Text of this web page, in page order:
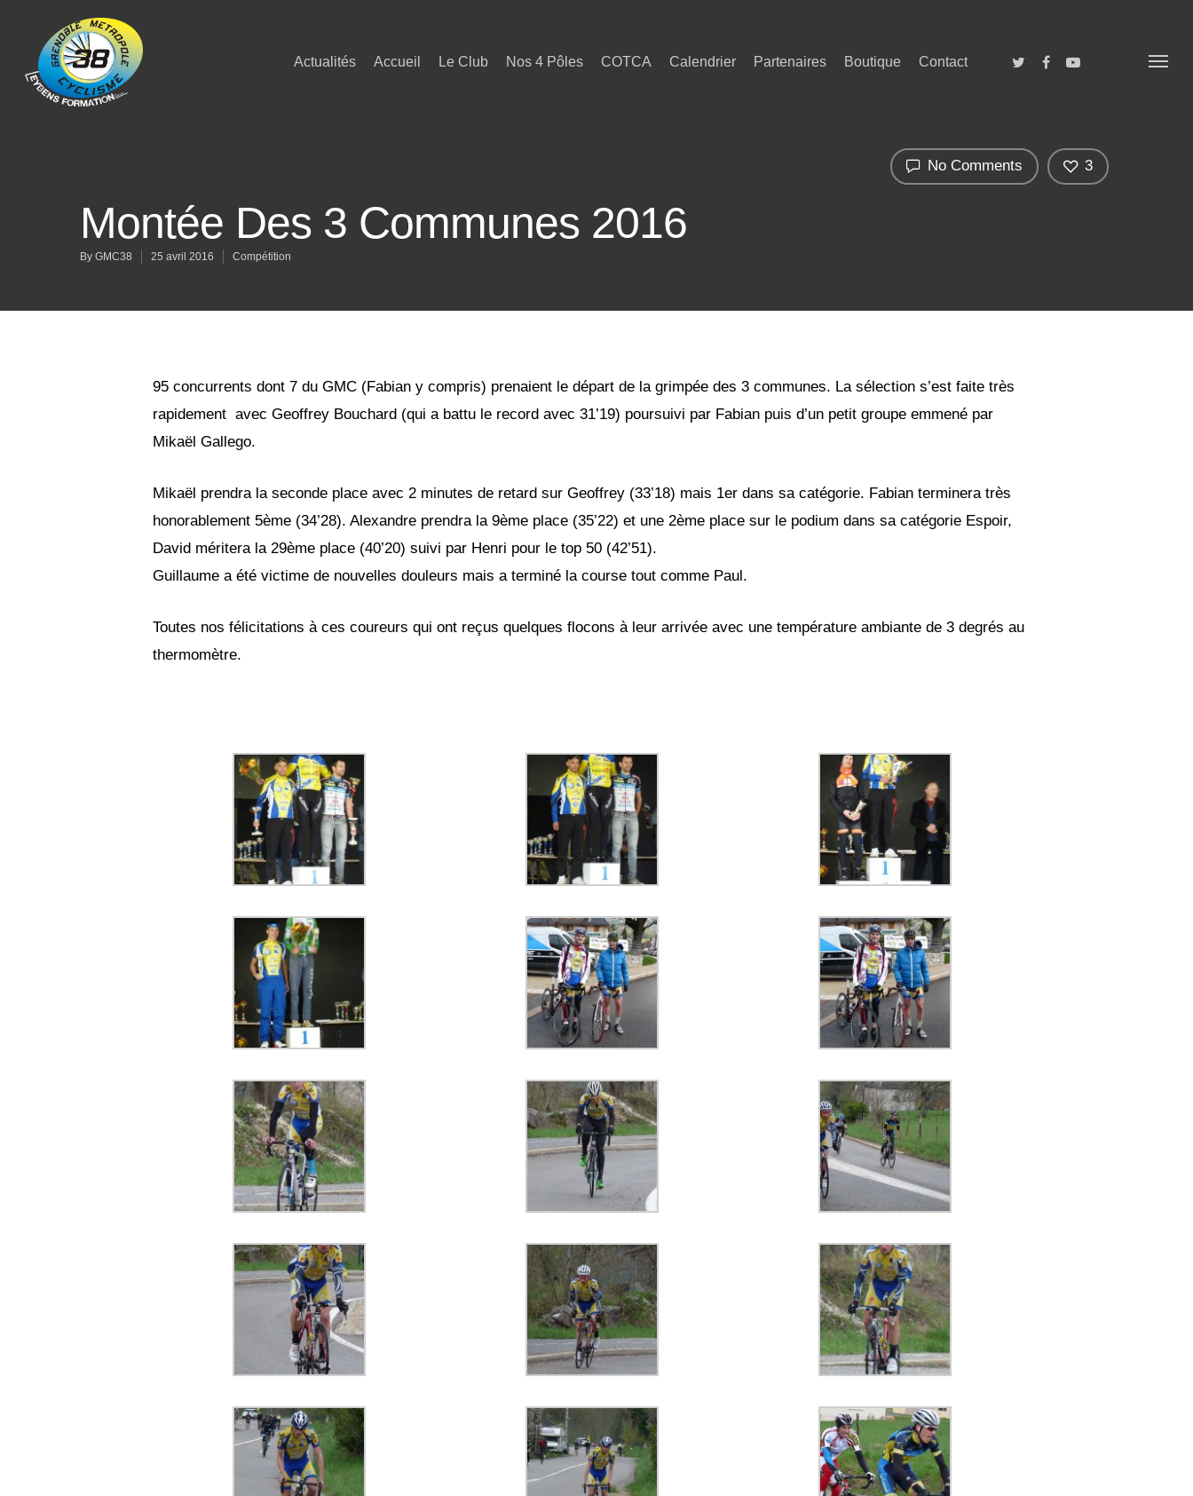
Actualités Accueil Le Club Nos 4 Pôles COTCA Calendrier Partenaires Boutique Contact
Montée Des 3 Communes 2016
By GMC38 25 avril 2016 Compétition
No Comments 3
95 concurrents dont 7 du GMC (Fabian y compris) prenaient le départ de la grimpée des 3 communes. La sélection s’est faite très
rapidement avec Geoffrey Bouchard (qui a battu le record avec 31’19) poursuivi par Fabian puis d’un petit groupe emmené par
Mikaël Gallego.
Mikaël prendra la seconde place avec 2 minutes de retard sur Geoffrey (33’18) mais 1er dans sa catégorie. Fabian terminera très
honorablement 5ème (34’28). Alexandre prendra la 9ème place (35’22) et une 2ème place sur le podium dans sa catégorie Espoir,
David méritera la 29ème place (40’20) suivi par Henri pour le top 50 (42’51).
Guillaume a été victime de nouvelles douleurs mais a terminé la course tout comme Paul.
Toutes nos félicitations à ces coureurs qui ont reçus quelques flocons à leur arrivée avec une température ambiante de 3 degrés au
thermomètre.